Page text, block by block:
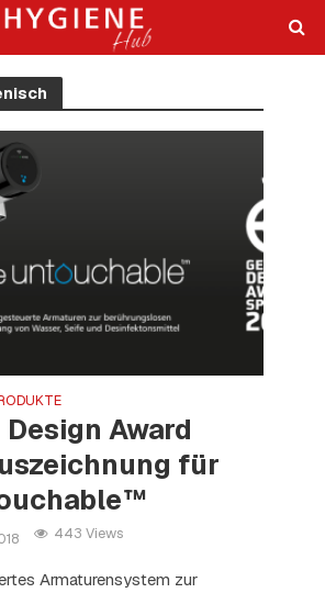
Design Award
für
443 Views
Armaturensystem zur